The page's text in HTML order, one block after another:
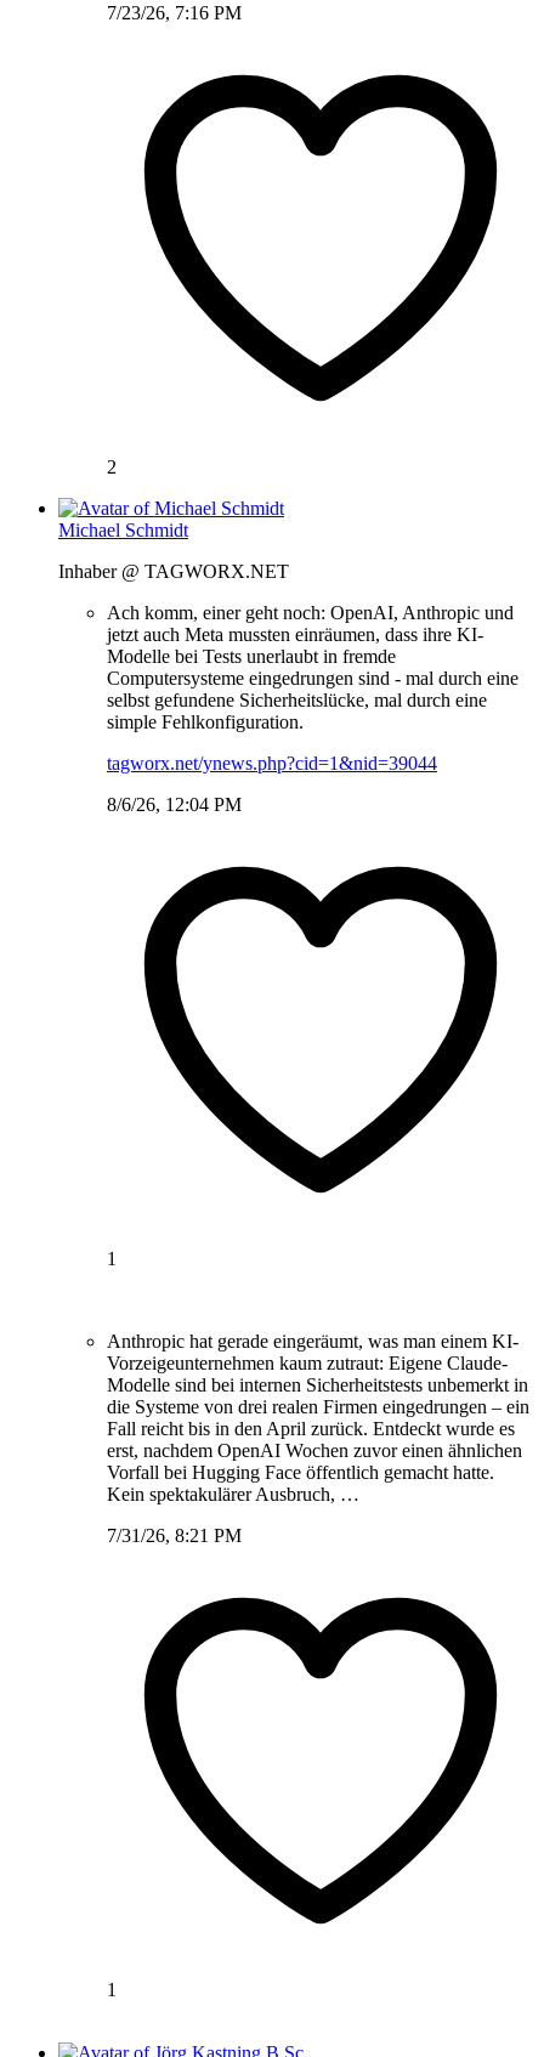
7/23/26, 7:16 PM
2
Michael Schmidt
Inhaber @ TAGWORX.NET
Ach komm, einer geht noch: OpenAI, Anthropic und
jetzt auch Meta mussten einräumen, dass ihre KI-
Modelle bei Tests unerlaubt in fremde
Computersysteme eingedrungen sind - mal durch eine
selbst gefundene Sicherheitslücke, mal durch eine
simple Fehlkonfiguration.
tagworx.net/ynews.php?cid=1&nid=39044
8/6/26, 12:04 PM
1
Anthropic hat gerade eingeräumt, was man einem KI-
Vorzeigeunternehmen kaum zutraut: Eigene Claude-
Modelle sind bei internen Sicherheitstests unbemerkt in
die Systeme von drei realen Firmen eingedrungen – ein
Fall reicht bis in den April zurück. Entdeckt wurde es
erst, nachdem OpenAI Wochen zuvor einen ähnlichen
Vorfall bei Hugging Face öffentlich gemacht hatte.
Kein spektakulärer Ausbruch, …
7/31/26, 8:21 PM
1